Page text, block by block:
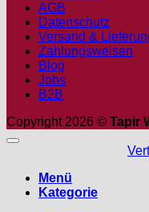
AGB
Datenschutz
Versand &
Zahlungsweisen
Blog
Jobs
B2B
Copyright 2026 © Tapir
Menü
Kategorie